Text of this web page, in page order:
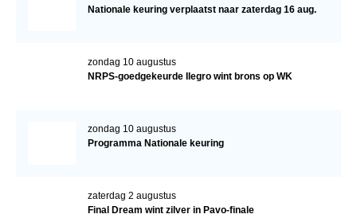
Nationale keuring verplaatst naar zaterdag 16 aug.
zondag 10 augustus
NRPS-goedgekeurde Ilegro wint brons op WK
zondag 10 augustus
Programma Nationale keuring
zaterdag 2 augustus
Final Dream wint zilver in Pavo-finale